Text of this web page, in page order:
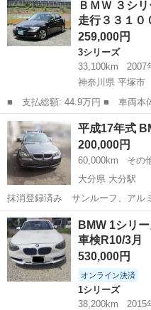
ます。 走行性能、快適性能両方
全長5000mm✕全...
ＢＭＷ ３シ
走行３３１
259,000円
3シリーズ
33,100km
2007
神奈川県 平塚市
■ 支払総額: 44.9万円 ■ 車両本体価格： 259,000 円 ■ メーカー
名： ＢＭＷ ■ 車種名： ３シ
ｉ ワンオーナー 走行３３１０
ドライト 電動...
神奈川 平塚市 3シリーズ
平
200,000円
60,000km
その
大分県 大分駅
抹消登録済み サンルーフ、アル
品 カーナビ不良
大分 大分市
BMW 1シリ
車検R10/3月
530,000円
オンライン決済
1シリーズ
38,200km
2015